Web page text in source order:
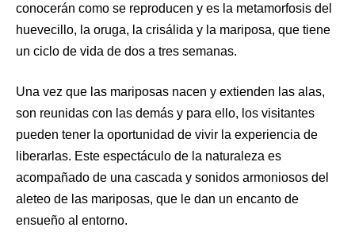
conocerán como se reproducen y es la metamorfosis del
huevecillo, la oruga, la crisálida y la mariposa, que tiene
un ciclo de vida de dos a tres semanas.
Una vez que las mariposas nacen y extienden las alas,
son reunidas con las demás y para ello, los visitantes
pueden tener la oportunidad de vivir la experiencia de
liberarlas. Este espectáculo de la naturaleza es
acompañado de una cascada y sonidos armoniosos del
aleteo de las mariposas, que le dan un encanto de
ensueño al entorno.